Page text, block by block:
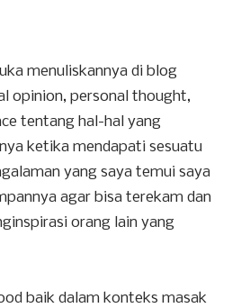
menuliskannya di blog
opinion, personal thought,
tentang hal-hal yang
ketika mendapati sesuatu
yang saya temui saya
agar bisa terekam dan
orang lain yang
baik dalam konteks masak